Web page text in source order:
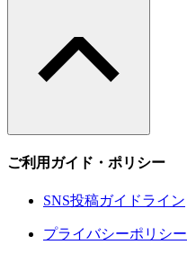
ご利用ガイド・ポリシー
SNS投稿ガイドライン
プライバシーポリシー